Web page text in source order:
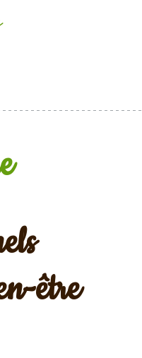
être